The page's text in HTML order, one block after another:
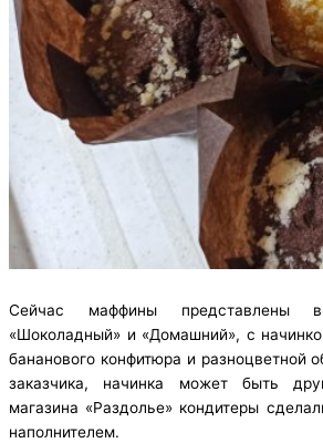
Сейчас маффины представлены
«Шоколадный» и «Домашний», с
бананового конфитюра и разноцветной
заказчика, начинка может быть
магазина «Раздолье» кондитеры
наполнителем.